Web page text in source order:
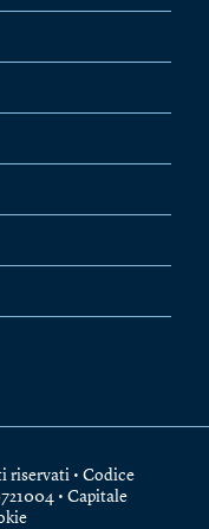
riservati • Codice
• Capitale